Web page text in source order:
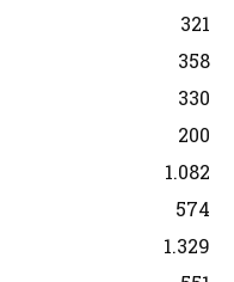
321
358
330
200
1.082
574
1.329